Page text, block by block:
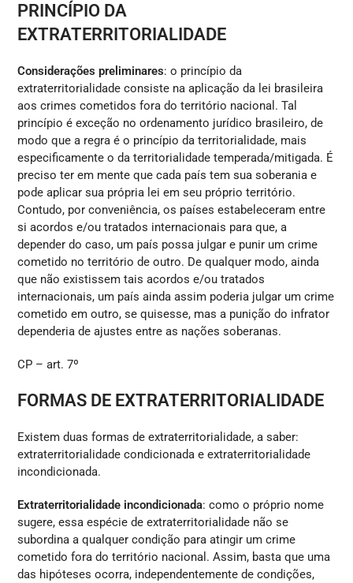
PRINCÍPIO DA
EXTRATERRITORIALIDADE
Considerações preliminares: o princípio da
extraterritorialidade consiste na aplicação da lei brasileira
aos crimes cometidos fora do território nacional. Tal
princípio é exceção no ordenamento jurídico brasileiro, de
modo que a regra é o princípio da territorialidade, mais
especificamente o da territorialidade temperada/mitigada. É
preciso ter em mente que cada país tem sua soberania e
pode aplicar sua própria lei em seu próprio território.
Contudo, por conveniência, os países estabeleceram entre
si acordos e/ou tratados internacionais para que, a
depender do caso, um país possa julgar e punir um crime
cometido no território de outro. De qualquer modo, ainda
que não existissem tais acordos e/ou tratados
internacionais, um país ainda assim poderia julgar um crime
cometido em outro, se quisesse, mas a punição do infrator
dependeria de ajustes entre as nações soberanas.
CP – art. 7º
FORMAS DE EXTRATERRITORIALIDADE
Existem duas formas de extraterritorialidade, a saber:
extraterritorialidade condicionada e extraterritorialidade
incondicionada.
Extraterritorialidade incondicionada: como o próprio nome
sugere, essa espécie de extraterritorialidade não se
subordina a qualquer condição para atingir um crime
cometido fora do território nacional. Assim, basta que uma
das hipóteses ocorra, independentemente de condições,